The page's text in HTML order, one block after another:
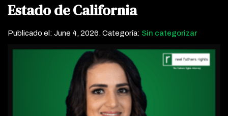
Estado de California
Publicado el: June 4, 2026. Categoría: Sin categorizar